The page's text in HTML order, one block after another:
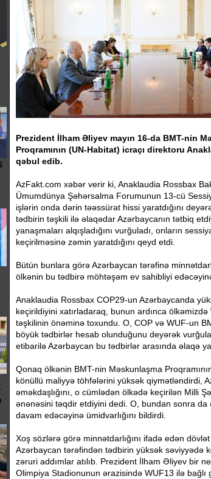
Prezident İlham Əliyev mayın 16-da BMT-nin
Proqramının (UN-Habitat) icraçı direktoru
qəbul edib.
AzFakt.com xəbər verir ki, Anaklaudia Rossbax
Ümumdünya Şəhərsalma Forumunun 13-cü
işlərin onda dərin təəssürat hissi yaratdığını
tədbirin təşkili ilə əlaqədar Azərbaycanın tətbiq
yanaşmaları alqışladığını vurğuladı, onların
keçirilməsinə zəmin yaratdığını qeyd etdi.
Bütün bunlara görə Azərbaycan tərəfinə
ölkənin bu tədbirə möhtəşəm ev sahibliyi
Anaklaudia Rossbax COP29-un Azərbaycanda
keçirildiyini xatırladaraq, bunun ardınca
təşkilinin önəminə toxundu. O, COP və WUF-un
böyük tədbirlər hesab olunduğunu deyərək
etibarilə Azərbaycan bu tədbirlər arasında əlaqə
Qonaq ölkənin BMT-nin Məskunlaşma
könüllü maliyyə töhfələrini yüksək qiymətləndirdi,
əməkdaşlığını, o cümlədən ölkədə keçirilən Milli
ənənəsini təqdir etdiyini dedi. O, bundan sonra da
davam edəcəyinə ümidvarlığını bildirdi.
Xoş sözlərə görə minnətdarlığını ifadə edən dövlət
Azərbaycan tərəfindən tədbirin yüksək səviyyədə
zəruri addımlar atılıb. Prezident İlham Əliyev bir
Olimpiya Stadionunun ərazisində WUF13 ilə bağlı